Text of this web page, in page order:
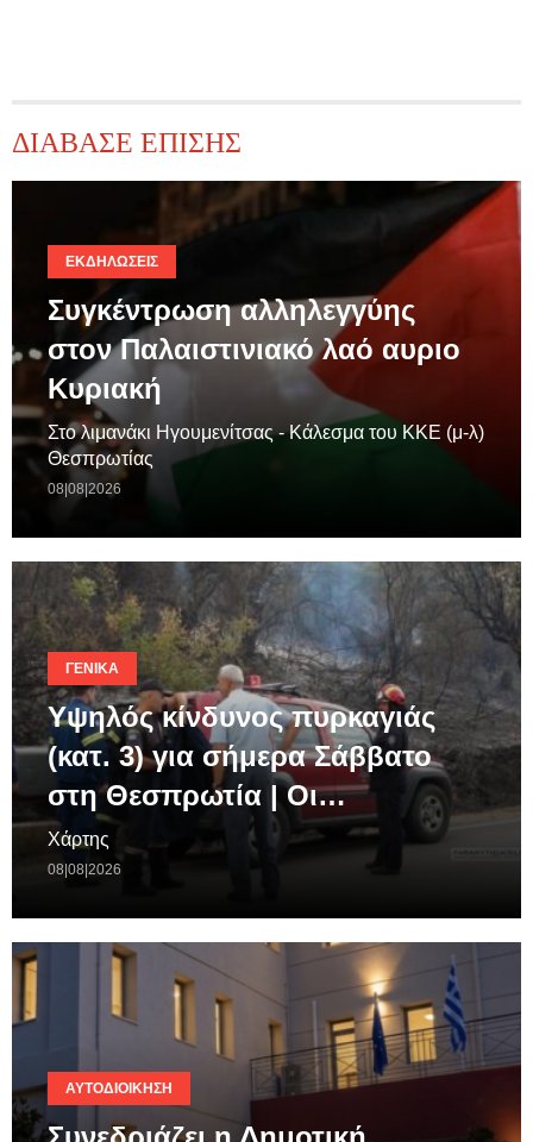
ΔΙΑΒΑΣΕ ΕΠΙΣΗΣ
ΕΚΔΗΛΏΣΕΙΣ
Συγκέντρωση αλληλεγγύης
στον Παλαιστινιακό λαό αυριο
Κυριακή
Στο λιμανάκι Ηγουμενίτσας - Κάλεσμα του ΚΚΕ (μ-λ)
Θεσπρωτίας
08|08|2026
ΓΕΝΙΚΆ
Υψηλός κίνδυνος πυρκαγιάς
(κατ. 3) για σήμερα Σάββατο
στη Θεσπρωτία | Οι…
Χάρτης
08|08|2026
ΑΥΤΟΔΙΟΊΚΗΣΗ